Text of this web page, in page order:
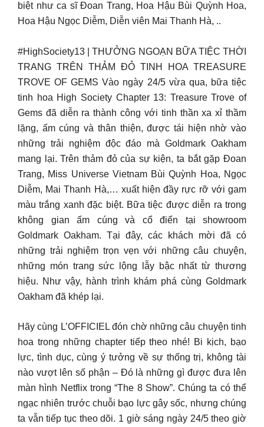
biệt như ca sĩ Đoan Trang, Hoa Hậu Bùi Quỳnh Hoa,
Hoa Hậu Ngọc Diễm, Diễn viên Mai Thanh Hà, ..
#HighSociety13 | THƯỞNG NGOẠN BỮA TIỆC THỜI
TRANG TRÊN THẢM ĐỎ TINH HOA TREASURE
TROVE OF GEMS Vào ngày 24/5 vừa qua, bữa tiệc
tinh hoa High Society Chapter 13: Treasure Trove of
Gems đã diễn ra thành công với tinh thần xa xỉ thầm
lặng, ấm cúng và thân thiện, được tái hiện nhờ vào
những trải nghiệm độc đáo mà Goldmark Oakham
mang lại. Trên thảm đỏ của sự kiện, ta bắt gặp Đoan
Trang, Miss Universe Vietnam Bùi Quỳnh Hoa, Ngọc
Diễm, Mai Thanh Hà,… xuất hiện đầy rực rỡ với gam
màu trắng xanh đặc biệt. Bữa tiệc được diễn ra trong
không gian ấm cúng và cổ điển tại showroom
Goldmark Oakham. Tại đây, các khách mời đã có
những trải nghiệm trọn vẹn với những câu chuyện,
những món trang sức lộng lẫy bậc nhất từ thương
hiệu. Như vậy, hành trình khám phá cùng Goldmark
Oakham đã khép lại.
Hãy cùng L’OFFICIEL đón chờ những câu chuyện tinh
hoa trong những chapter tiếp theo nhé! Bi kịch, bạo
lực, tình dục, cùng ý tưởng về sự thống trị, không tài
nào vượt lên số phận – Đó là những gì được đưa lên
màn hình Netflix trong “The 8 Show”. Chúng ta có thể
ngạc nhiên trước chuỗi bạo lực gây sốc, nhưng chúng
ta vẫn tiếp tục theo dõi. 1 giờ sáng ngày 24/5 theo giờ